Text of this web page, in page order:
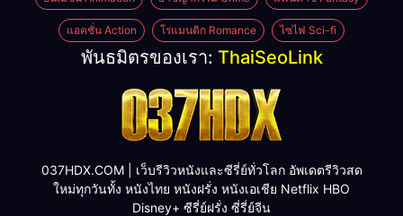
แอคชั่น Action โรแมนติก Romance ไซไฟ Sci-fi
พันธมิตรของเรา: ThaiSeoLink
037HDX.COM | เว็บรีวิวหนังและซีรี่ย์ทั่วโลก อัพเดตรีวิวสด
ใหม่ทุกวันทั้ง หนังไทย หนังฝรั่ง หนังเอเชีย Netflix HBO
Disney+ ซีรี่ย์ฝรั่ง ซี่รี่ย์จีน